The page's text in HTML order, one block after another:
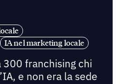
IA nel marketing locale
300 franchising chi
e non era la sede